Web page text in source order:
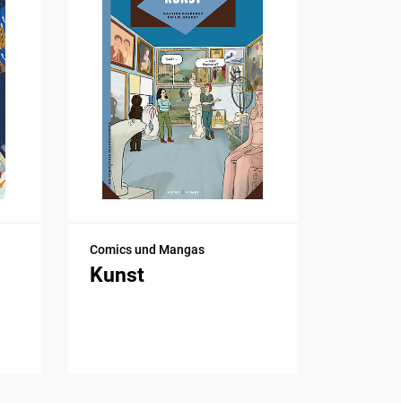
Comics und Mangas
Kunst